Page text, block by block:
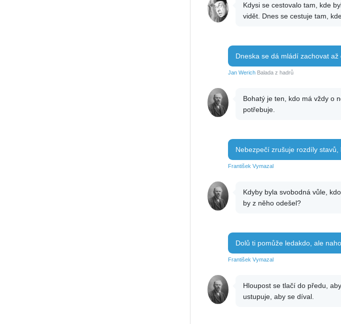
Kdysi se cestovalo tam, kde
vidět. Dnes se cestuje tam,
Dneska se dá mládí zachovat až
Jan WerichBalada z hadrů
Bohatý je ten, kdo má vždy o
potřebuje.
Nebezpečí zrušuje rozdíly stavů,
František Vymazal
Kdyby byla svobodná vůle,
by z něho odešel?
Dolů ti pomůže ledakdo, ale
František Vymazal
Hloupost se tlačí do předu,
ustupuje, aby se díval.